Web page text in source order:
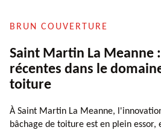
BRUN COUVERTURE
Saint Martin La Meanne
récentes dans le
toiture
À Saint Martin La Meanne,
bâchage de toiture est en plein essor,